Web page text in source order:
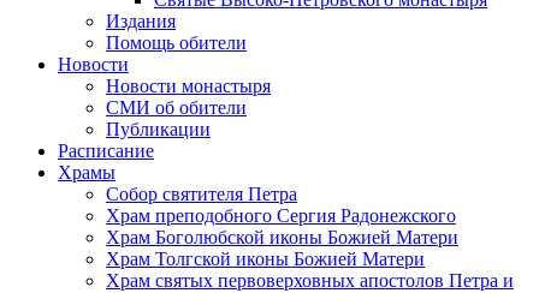
Издания
Помощь обители
Новости
Новости монастыря
СМИ об обители
Публикации
Расписание
Храмы
Собор святителя Петра
Храм преподобного Сергия Радонежского
Храм Боголюбской иконы Божией Матери
Храм Толгской иконы Божией Матери
Храм святых первоверховных апостолов Петра и